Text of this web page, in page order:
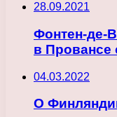
28.09.2021
Фонтен-де-
в Провансе
04.03.2022
О